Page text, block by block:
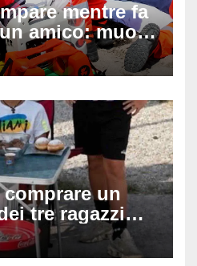
mentre fa
amico: muore
45 minuti di
di
un
tre ragazzi
Fedriga li invita
li